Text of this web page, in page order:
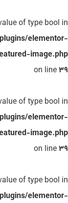
of type bool in
elementor-
image.php
on line39
of type bool in
elementor-
image.php
on line39
of type bool in
elementor-